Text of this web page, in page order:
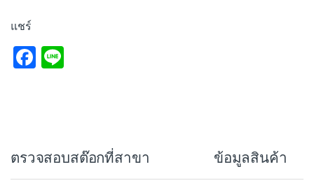
แชร์
F
o
ตรวจสอบสต๊อกที่สาขา ข้อมูลสินค้า